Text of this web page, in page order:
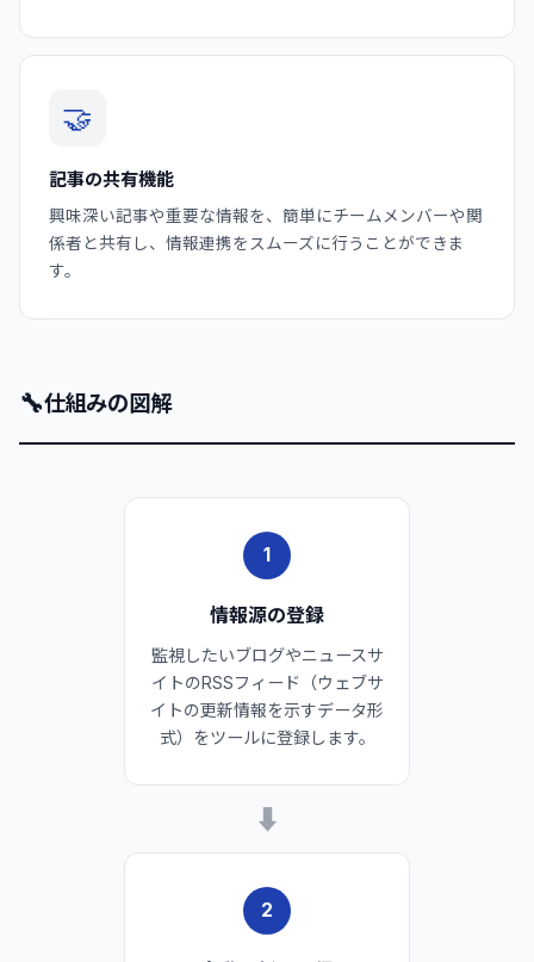
🤝
記事の共有機能
興味深い記事や重要な情報を、簡単にチームメンバーや関
係者と共有し、情報連携をスムーズに行うことができま
す。
🔧仕組みの図解
1
情報源の登録
監視したいブログやニュースサ
イトのRSSフィード（ウェブサ
イトの更新情報を示すデータ形
式）をツールに登録します。
➡
2